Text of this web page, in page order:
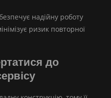
надійну роботу
ризик повторної
до